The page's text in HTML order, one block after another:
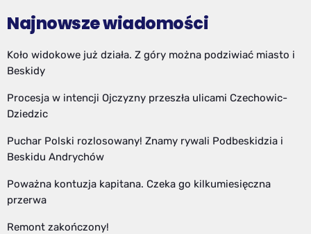
Najnowsze wiadomości
Koło widokowe już działa. Z góry można podziwiać miasto i
Beskidy
Procesja w intencji Ojczyzny przeszła ulicami Czechowic-
Dziedzic
Puchar Polski rozlosowany! Znamy rywali Podbeskidzia i
Beskidu Andrychów
Poważna kontuzja kapitana. Czeka go kilkumiesięczna
przerwa
Remont zakończony!